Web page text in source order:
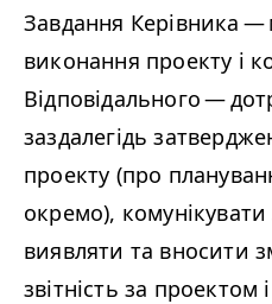
Завдання Керівника —
виконання проекту і
Відповідального —
заздалегідь
проекту (про
окремо),
виявляти та вносити
звітність за проектом